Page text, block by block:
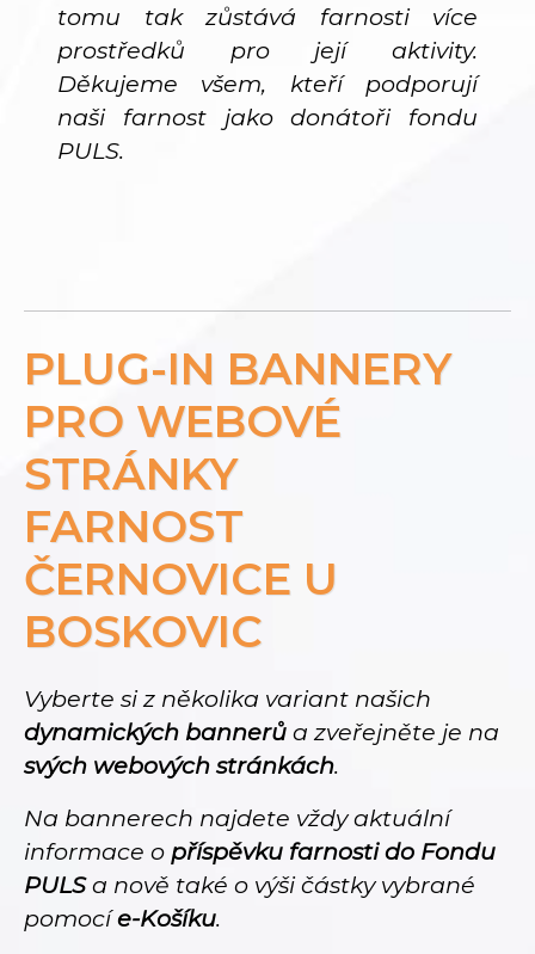
tomu tak zůstává farnosti více
prostředků pro její aktivity.
Děkujeme všem, kteří podporují
naši farnost jako donátoři fondu
PULS.
PLUG-IN BANNERY
PRO WEBOVÉ
STRÁNKY
FARNOST
ČERNOVICE U
BOSKOVIC
Vyberte si z několika variant našich
dynamických bannerů a zveřejněte je na
svých webových stránkách.
Na bannerech najdete vždy aktuální
informace o příspěvku farnosti do Fondu
PULSa nově také o výši částky vybrané
pomocíe-Košíku.